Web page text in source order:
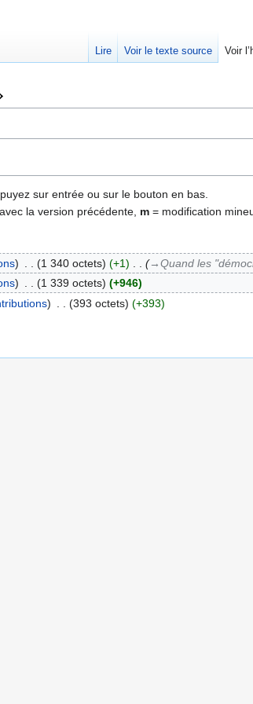
sur entrée ou sur le bouton en bas.
la version précédente, m = modification
1 340 octets +1
→‎Quand les
1 339 octets
+946
393 octets +393
Lire Voir le texte source Voir